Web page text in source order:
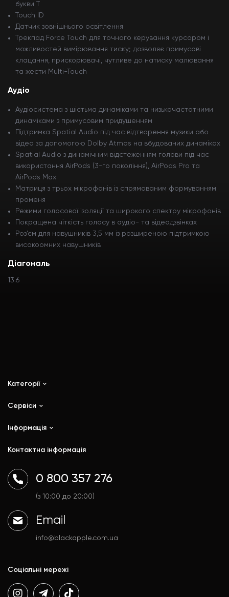
букви Т
Touch ID
Датчик зовнішнього освітлення
Трекпад Force Touch для точного керування курсором і
можливостей вимірювання тиску; дозволяє примусові
клацання, прискорювачі, чутливе до натиску малювання
та жести Multi-Touch
Аудіо
Аудіосистема з шістьма динаміками та низькочастотними
динаміками з примусовим придушенням
Підтримка Spatial Audio під час відтворення музики або
відео за допомогою Dolby Atmos на вбудованих динаміках
Spatial Audio з динамічним відстеженням голови під час
використання AirPods (3-го покоління), AirPods Pro та
AirPods Max
Матриця з трьох мікрофонів із спрямованим формуванням
променя
Режими голосової ізоляції та широкого спектру мікрофонів
Покращена чіткість голосу в аудіо- та відеодзвінках
Роз’єм для навушників 3,5 мм із розширеною підтримкою
високоомних навушників
Діагональ
13.6
Категорії
iPhone
iPad
Watch
Гаджети
Аксесуари
Сервіси
Ремонт
Trade In
Інформація
Доставка і оплата
Договір публічної оферти
Політика конфіденційності
Контактна інформація
0 800 357 276
(з 10:00 до 20:00)
Email
info@blackapple.com.ua
Соціальні мережі